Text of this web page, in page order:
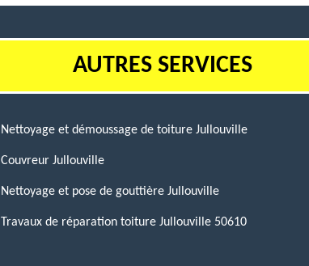
AUTRES SERVICES
Nettoyage et démoussage de toiture Jullouville
Couvreur Jullouville
Nettoyage et pose de gouttière Jullouville
Travaux de réparation toiture Jullouville 50610